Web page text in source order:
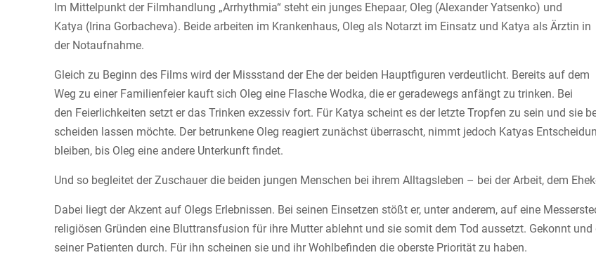
Im Mittelpunkt der Filmhandlung „Arrhythmia“ steht ein junges Ehepaar, Oleg (Alexander Yatsenko) und
Katya (Irina Gorbacheva). Beide arbeiten im Krankenhaus, Oleg als Notarzt im Einsatz und Katya als Ärztin in
der Notaufnahme.
Gleich zu Beginn des Films wird der Missstand der Ehe der beiden Hauptfiguren verdeutlicht. Bereits auf dem
Weg zu einer Familienfeier kauft sich Oleg eine Flasche Wodka, die er geradewegs anfängt zu trinken. Bei
den Feierlichkeiten setzt er das Trinken exzessiv fort. Für Katya scheint es der letzte Tropfen zu sein und sie
scheiden lassen möchte. Der betrunkene Oleg reagiert zunächst überrascht, nimmt jedoch Katyas
bleiben, bis Oleg eine andere Unterkunft findet.
Und so begleitet der Zuschauer die beiden jungen Menschen bei ihrem Alltagsleben – bei der Arbeit, dem
Dabei liegt der Akzent auf Olegs Erlebnissen. Bei seinen Einsetzen stößt er, unter anderem, auf eine
religiösen Gründen eine Bluttransfusion für ihre Mutter ablehnt und sie somit dem Tod aussetzt. Gekonnt
seiner Patienten durch. Für ihn scheinen sie und ihr Wohlbefinden die oberste Priorität zu haben.